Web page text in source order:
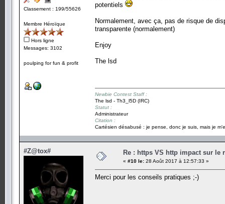
Classement : 199/55626
Membre Héroïque
Hors ligne
Messages: 3102
poulping for fun & profit
potentiels
Normalement, avec ça, pas de risque de
transparente (normalement)
Enjoy
The lsd
Newbie Contest Staff :
The lsd - Th3_l5D (IRC)
Statut :
Administrateur
Citation :
Cartésien désabusé : je pense, donc je suis, mais je
#Z@tox# Re : https VS http impact sur le
« #10 le: 28 Août 2017 à 12:57:33 »
Merci pour les conseils pratiques ;-)